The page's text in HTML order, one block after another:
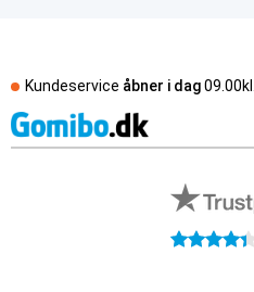
Kundeservice åbner i dag09.00kl.
4.4 stjerner